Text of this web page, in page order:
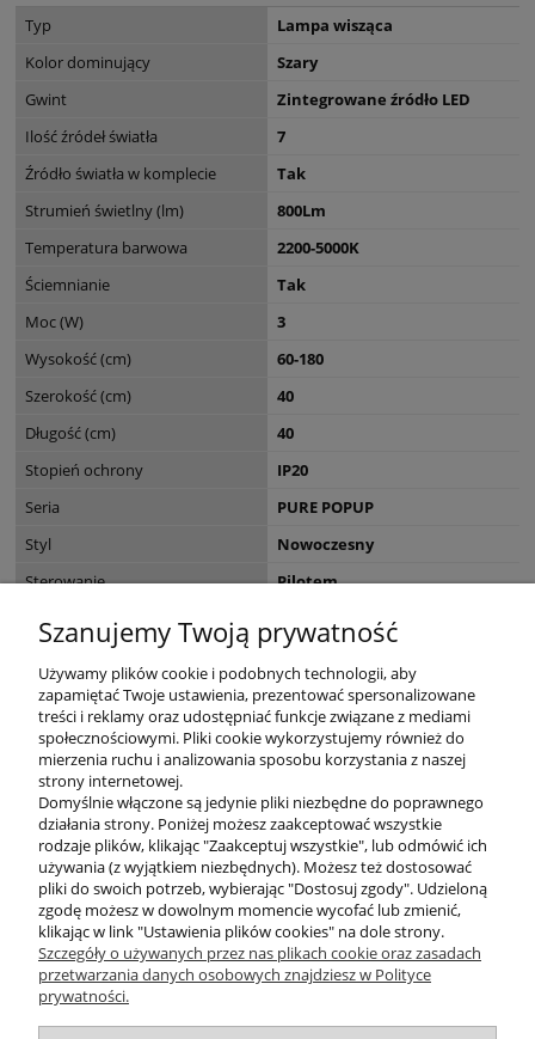
Typ
Lampa wisząca
Kolor dominujący
Szary
Gwint
Zintegrowane źródło LED
Ilość źródeł światła
7
Źródło światła w komplecie
Tak
Strumień świetlny (lm)
800Lm
Temperatura barwowa
2200-5000K
Ściemnianie
Tak
Moc (W)
3
Wysokość (cm)
60-180
Szerokość (cm)
40
Długość (cm)
40
Stopień ochrony
IP20
Seria
PURE POPUP
Styl
Nowoczesny
Sterowanie
Pilotem
EAN
4012248396674
Wymiary opakowania (cm)
49 x 47 x 31.5
KONTAKT
DODATKOWE
MOJE KONTO
Szanujemy Twoją prywatność
Używamy plików cookie i podobnych technologii, aby
zapamiętać Twoje ustawienia, prezentować spersonalizowane
treści i reklamy oraz udostępniać funkcje związane z mediami
społecznościowymi. Pliki cookie wykorzystujemy również do
mierzenia ruchu i analizowania sposobu korzystania z naszej
strony internetowej.
Domyślnie włączone są jedynie pliki niezbędne do poprawnego
działania strony. Poniżej możesz zaakceptować wszystkie
rodzaje plików, klikając "Zaakceptuj wszystkie", lub odmówić ich
używania (z wyjątkiem niezbędnych). Możesz też dostosować
pliki do swoich potrzeb, wybierając "Dostosuj zgody". Udzieloną
zgodę możesz w dowolnym momencie wycofać lub zmienić,
klikając w link "Ustawienia plików cookies" na dole strony.
Szczegóły o używanych przez nas plikach cookie oraz zasadach
przetwarzania danych osobowych znajdziesz w Polityce
prywatności.